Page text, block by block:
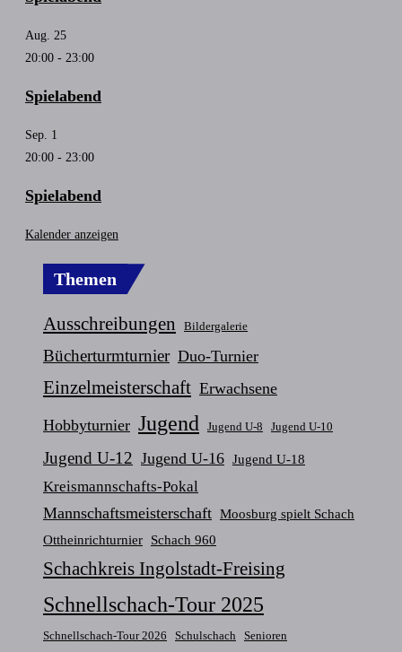
Aug. 25
20:00 - 23:00
Spielabend
Sep. 1
20:00 - 23:00
Spielabend
Kalender anzeigen
Themen
Ausschreibungen Bildergalerie
Bücherturmturnier Duo-Turnier
Einzelmeisterschaft Erwachsene
Hobbyturnier Jugend Jugend U-8 Jugend U-10
Jugend U-12 Jugend U-16 Jugend U-18
Kreismannschafts-Pokal
Mannschaftsmeisterschaft Moosburg spielt Schach
Ottheinrichturnier Schach 960
Schachkreis Ingolstadt-Freising
Schnellschach-Tour 2025
Schnellschach-Tour 2026 Schulschach Senioren